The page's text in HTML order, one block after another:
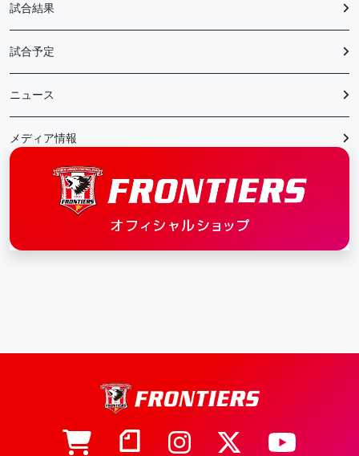
試合結果
試合予定
ニュース
メディア情報